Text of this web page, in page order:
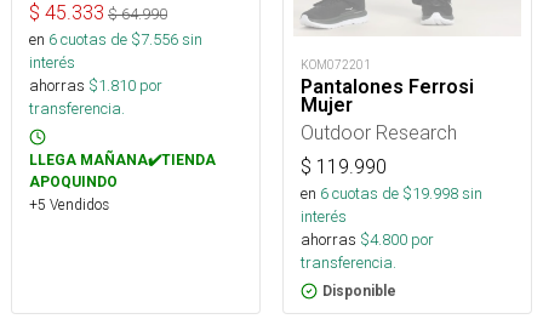
$ 45.333 $64.990
en 6cuotas de $7.556sin
interés
ahorras $1.810 por
transferencia.
LLEGA MAÑANA✔️TIENDA
APOQUINDO
+5 Vendidos
KOM072201
Pantalones Ferrosi
Mujer
Outdoor Research
$ 119.990
en 6cuotas de $19.998sin
interés
ahorras $4.800 por
transferencia.
Disponible